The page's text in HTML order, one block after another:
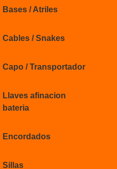
Bases / Atriles
Cables / Snakes
Capo / Transportador
Llaves afinacion
bateria
Encordados
Sillas